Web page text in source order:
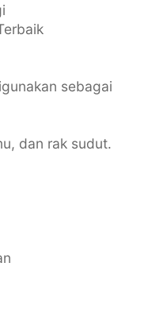
sebagai
dan rak sudut.